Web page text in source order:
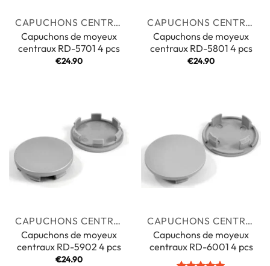
CAPUCHONS CENTRAUX
Capuchons de moyeux
centraux RD-5701 4 pcs
€24.90
CAPUCHONS CENTRAUX
Capuchons de moyeux
centraux RD-5801 4 pcs
€24.90
CAPUCHONS CENTRAUX
Capuchons de moyeux
centraux RD-5902 4 pcs
€24.90
CAPUCHONS CENTRAUX
Capuchons de moyeux
centraux RD-6001 4 pcs